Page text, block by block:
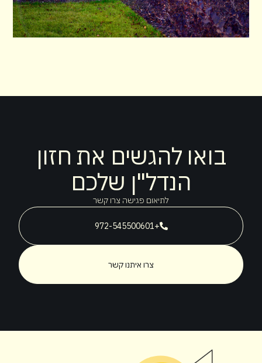
בואו להגשים את חזון
הנדל"ן שלכם
לתיאום פגישה צרו קשר
+972-545500601
צרו איתנו קשר